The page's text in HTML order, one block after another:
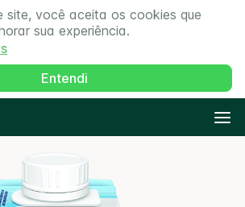
site, você aceita os cookies que
sua experiência.
Entendi